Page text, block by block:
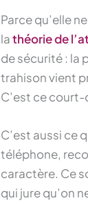
Parce qu’elle
lathéorie de
de sécurité : la
trahison vient
C’est ce
C’est aussi ce
téléphone,
caractère. Ce
qui jure qu’on